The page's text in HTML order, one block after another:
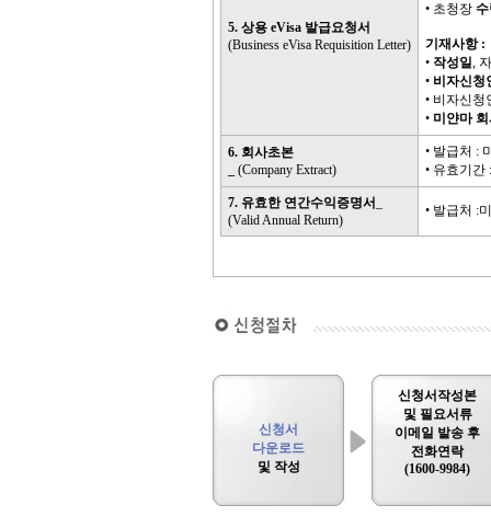
5. 상용 eVisa 발급요청서
(Business eVisa Requisition Letter)
• 초청장
기재사항 :
• 작성일,
• 비자신청
• 비자신
• 미얀마
6. 회사초본
(Company Extract)
• 발급처 :
• 유효기간
7. 유효한 연간수익증명서
(Valid Annual Return)
• 발급처 :
신청서
다운로드
및 작성
신청서작성본
및 필요서류
이메일 발송 후
전화연락
(1600-9984)